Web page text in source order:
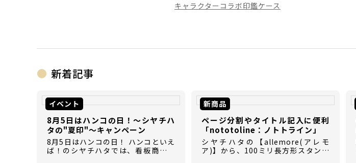
キャラクターコラボ印鑑ケース
新着記事
イベント
8月5日はハンコの日！～シヤチハ
タの"夏印"～キャンペーン
8月5日はハンコの日！ ハンコといえ
ば！のシヤチハタでは、看板商品の
新商品
ページ分割やタイトル記入に便利
「nototoline：ノトトライン」
シヤチハタの【allemore(アレモ
ア)】から、100ミリ長方形スタンプ